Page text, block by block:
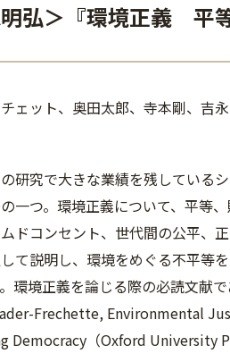
弘＞『環境正義 平
ェット、奥田太郎、寺本剛、吉
研究で大きな業績を残している
一つ。環境正義について、平等
ドコンセント、世代間の公平、
て説明し、環境をめぐる不平等
環境正義を論じる際の必読文献で
Frechette, Environmental
Democracy（Oxford University